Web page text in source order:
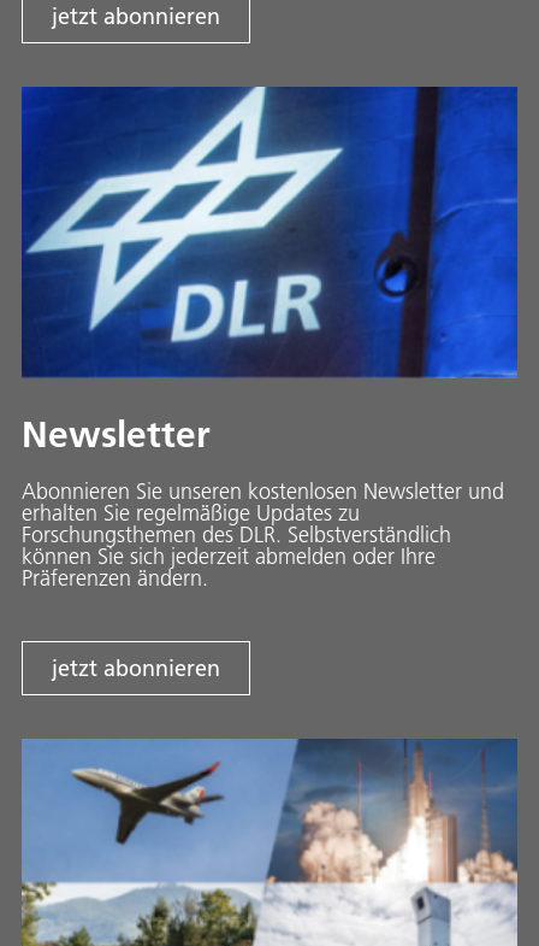
jetzt abonnieren
Newsletter
Abonnieren Sie unseren kostenlosen Newsletter und
erhalten Sie regelmäßige Updates zu
Forschungsthemen des DLR. Selbstverständlich
können Sie sich jederzeit abmelden oder Ihre
Präferenzen ändern.
jetzt abonnieren